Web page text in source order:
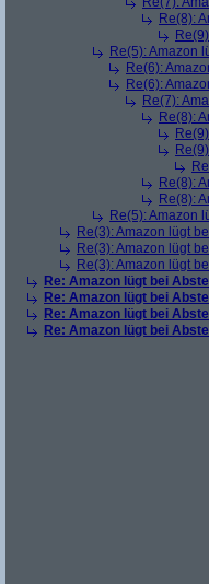
Re(8):
Re(5): Amazon
Re(6):
Re(6):
Re(7):
Re(8):
Re(8):
Re(8):
Re(5): Amazon
Re(3): Amazon lügt
Re(3): Amazon lügt
Re(3): Amazon lügt
Re: Amazon lügt bei
Re: Amazon lügt bei
Re: Amazon lügt bei
Re: Amazon lügt bei